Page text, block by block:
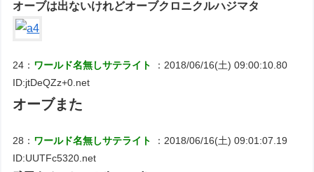
オーブは出ないけれどオーブクロニクルハジマタ
24： ワールド名無しサテライト
：2018/06/16(土) 09:00:10.80
ID:jtDeQZz+0.net
オーブまた
28： ワールド名無しサテライト
：2018/06/16(土) 09:01:07.19
ID:UUTFc5320.net